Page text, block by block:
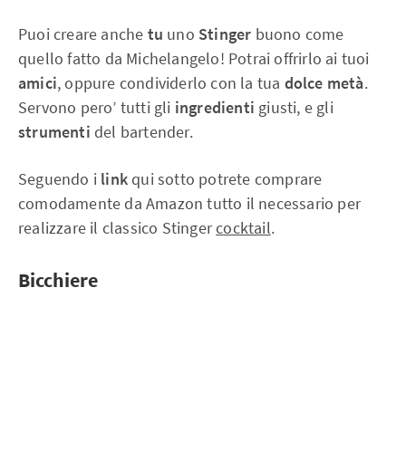
Puoi creare anche tu uno Stinger buono come
quello fatto da Michelangelo! Potrai offrirlo ai tuoi
amici, oppure condividerlo con la tua dolce metà.
Servono pero’ tutti gli ingredienti giusti, e gli
strumenti del bartender.
Seguendo i linkqui sotto potrete comprare
comodamente da Amazon tutto il necessario per
realizzare il classico Stingercocktail.
Bicchiere